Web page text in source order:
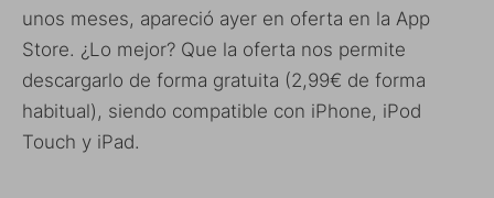
unos meses, apareció ayer en oferta en la App
Store. ¿Lo mejor? Que la oferta nos permite
descargarlo de forma gratuita (2,99€ de forma
habitual), siendo compatible con iPhone, iPod
Touch y iPad.